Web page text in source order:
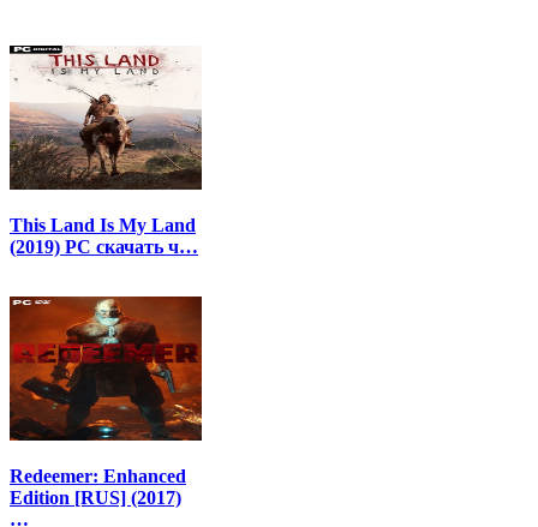
This Land Is My Land
(2019) PC скачать ч…
Redeemer: Enhanced
Edition [RUS] (2017)
…